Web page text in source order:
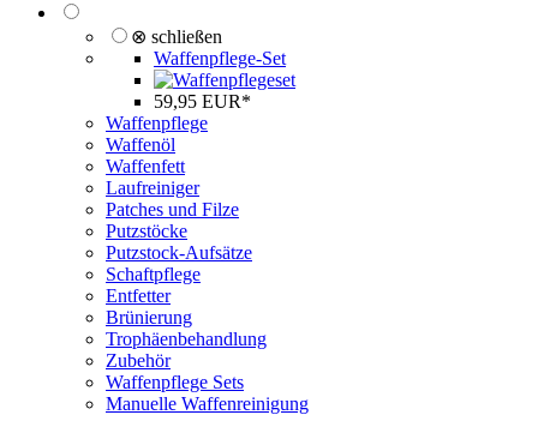
⊗ schließen
Waffenpflege-Set
59,95 EUR*
Waffenpflege
Waffenöl
Waffenfett
Laufreiniger
Patches und Filze
Putzstöcke
Putzstock-Aufsätze
Schaftpflege
Entfetter
Brünierung
Trophäenbehandlung
Zubehör
Waffenpflege Sets
Manuelle Waffenreinigung